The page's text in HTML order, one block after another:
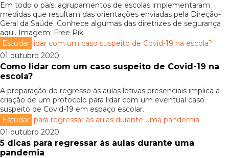
Em todo o país, agrupamentos de escolas implementaram
medidas que resultam das orientações enviadas pela Direção-
Geral da Saúde. Conhece algumas das diretrizes de segurança
aqui. Imagem: Free Pik
Estudar
01 outubro 2020
Como lidar com um caso suspeito de Covid-19 na
escola?
A preparação do regresso às aulas letivas presenciais implica a
criação de um protocolo para lidar com um eventual caso
suspeito de Covid-19 em espaço escolar.
Estudar
01 outubro 2020
5 dicas para regressar às aulas durante uma
pandemia